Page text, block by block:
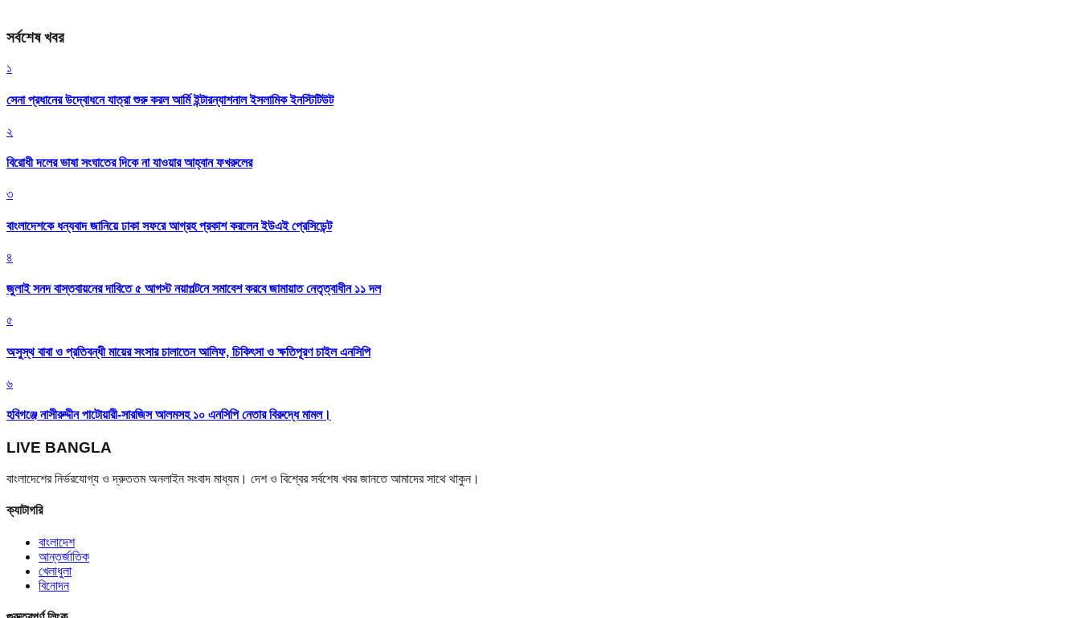
সর্বশেষ খবর
১
সেনা প্রধানের উদ্বোধনে যাত্রা শুরু করল আর্মি ইন্টারন্যাশনাল ইসলামিক ইনস্টিটিউট
২
বিরোধী দলের ভাষা সংঘাতের দিকে না যাওয়ার আহ্বান ফখরুলের
৩
বাংলাদেশকে ধন্যবাদ জানিয়ে ঢাকা সফরে আগ্রহ প্রকাশ করলেন ইউএই প্রেসিডেন্ট
৪
জুলাই সনদ বাস্তবায়নের দাবিতে ৫ আগস্ট নয়াপল্টনে সমাবেশ করবে জামায়াত নেতৃত্বাধীন ১১ দল
৫
অসুস্থ বাবা ও প্রতিবন্ধী মায়ের সংসার চালাতেন আলিফ, চিকিৎসা ও ক্ষতিপূরণ চাইল এনসিপি
৬
হবিগঞ্জে নাসীরুদ্দীন পাটোয়ারী-সারজিস আলমসহ ১০ এনসিপি নেতার বিরুদ্ধে মামল।
LIVE BANGLA
বাংলাদেশের নির্ভরযোগ্য ও দ্রুততম অনলাইন সংবাদ মাধ্যম। দেশ ও বিশ্বের সর্বশেষ খবর জানতে আমাদের সাথে থাকুন।
ক্যাটাগরি
বাংলাদেশ
আন্তর্জাতিক
খেলাধুলা
বিনোদন